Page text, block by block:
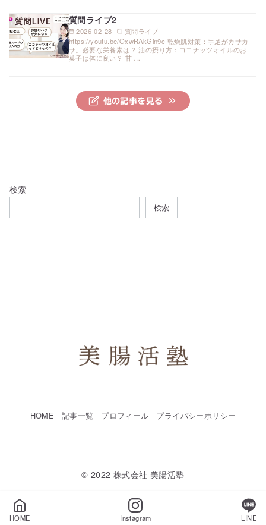
2026-02-28 質問ライブ
質問ライブ2
https://youtu.be/OxwRAkGin9c 乾燥肌対策：手足がカサカ
サ。必要な栄養素は？ 油の摂り方：ココナッツオイルのお
菓子は体に良い？ 甘 …
他の記事を見る
検索
検索
HOME 記事一覧 プロフィール プライバシーポリシー
© 2022株式会社 美腸活塾
HOME Instagram LINE